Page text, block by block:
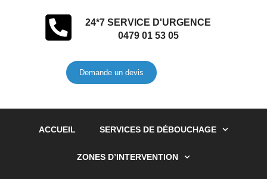
24*7 SERVICE D'URGENCE
0479 01 53 05
Demande un devis
ACCUEIL SERVICES DE DÉBOUCHAGE
ZONES D’INTERVENTION